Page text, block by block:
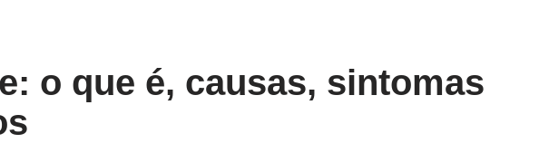
o que é, causas, sintomas